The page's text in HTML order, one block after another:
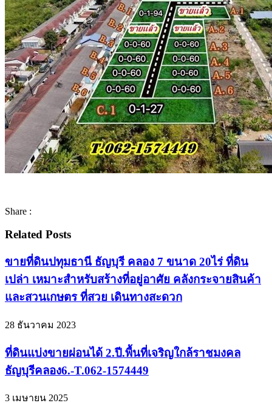
Share :
Related Posts
ขายที่ดินปทุมธานี ธัญบุรี คลอง 7 ขนาด 20ไร่ ที่ดิน
เปล่า เหมาะสำหรับสร้างที่อยู่อาศัย คลังกระจายสินค้า
และสวนเกษตร ที่สวย เดินทางสะดวก
28 ธันวาคม 2023
ที่ดินแบ่งขายผ่อนได้ 2.ปี.พื้นที่เจริญใกล้ราชมงคล
ธัญบุรีคลอง6.-T.062-1574449
3 เมษายน 2025